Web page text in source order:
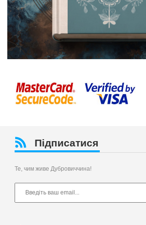
Підписатися
Те, чим живе Дубровиччина!